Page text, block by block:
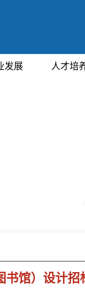
发展 人才培
书馆）设计招